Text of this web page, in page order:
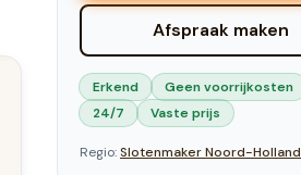
Afspraak maken
Erkend
Geen voorrijkosten
24/7
Vaste prijs
Regio:SlotenmakerNoord-Holland